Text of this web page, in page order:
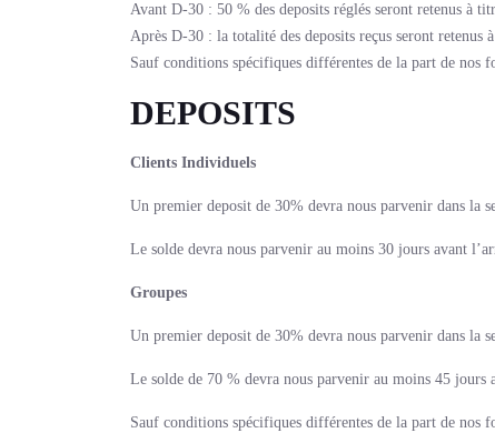
Avant D-30 : 50 % des deposits réglés seront retenus à
Après D-30 : la totalité des deposits reçus seront retenus
Sauf conditions spécifiques différentes de la part de nos
DEPOSITS
Clients Individuels
Un premier deposit de 30% devra nous parvenir dans la
Le solde devra nous parvenir au moins 30 jours avant
Groupes
Un premier deposit de 30% devra nous parvenir dans la
Le solde de 70 % devra nous parvenir au moins 45 jours
Sauf conditions spécifiques différentes de la part de nos